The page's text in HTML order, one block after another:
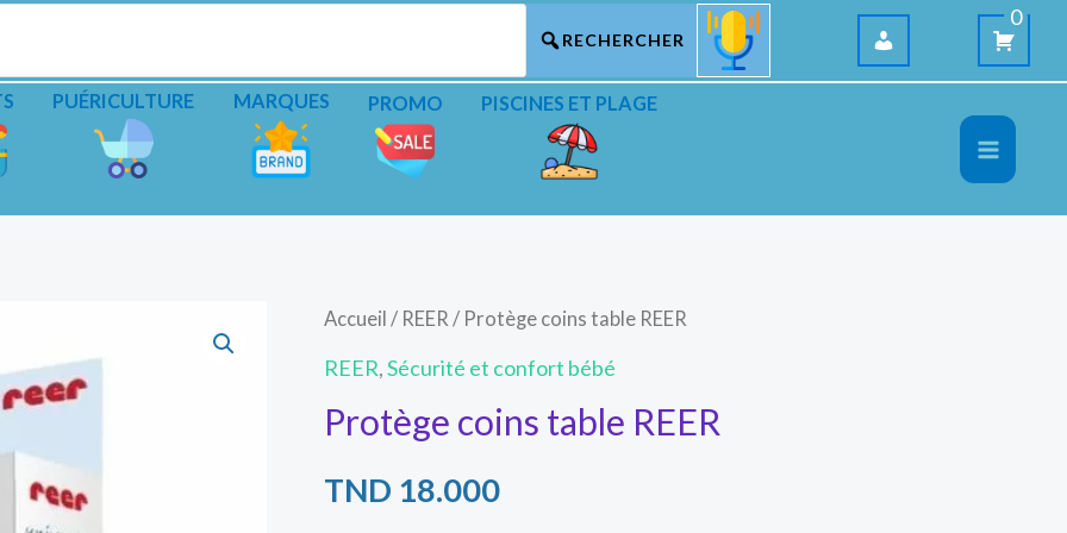
0
PUÉRICULTURE MARQUES PROMO PISCINES ET PLAGE
Accueil / REER/ Protège coins table REER
REER,Sécurité et confort bébé
Protège coins table REER
TND 18.000